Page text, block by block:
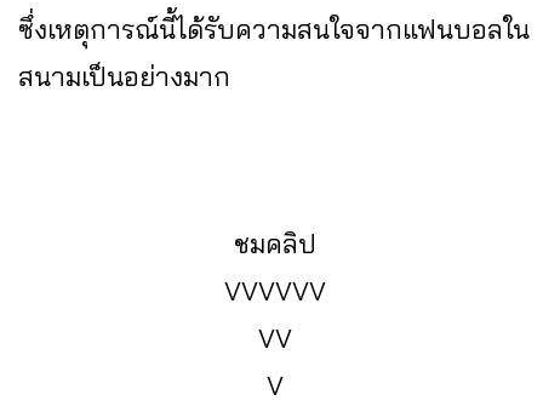
ซึ่งเหตุการณ์นี้ได้รับความสนใจจากแฟนบอลใน
สนามเป็นอย่างมาก
ชมคลิป
VVVVVV
VV
V